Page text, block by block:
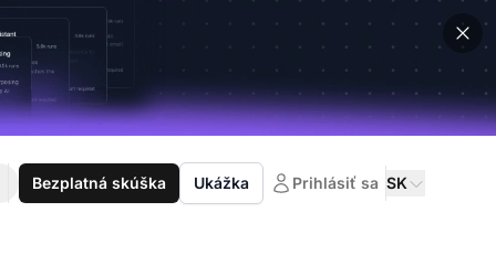
Bezplatná skúška Ukážka Prihlásiť sa SK